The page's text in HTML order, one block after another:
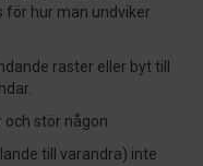
för hur man undviker
raster eller byt till
stör någon
till varandra) inte